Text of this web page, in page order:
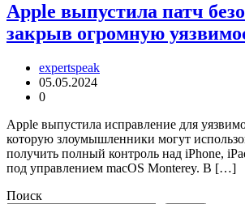
Apple выпустила патч
закрыв огромную
expertspeak
05.05.2024
0
Apple выпустила исправление для
которую злоумышленники могут
получить полный контроль над iPhone,
под управлением macOS Monterey. В […]
Поиск